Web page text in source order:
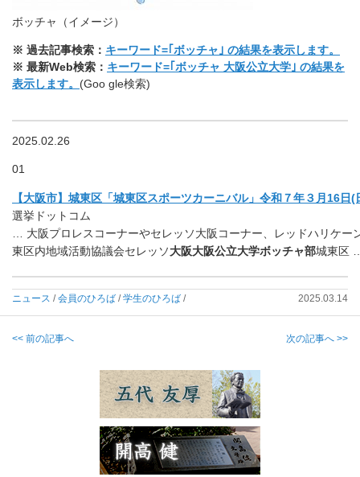
ボッチャ（イメージ）
※ 過去記事検索： キーワード=｢ボッチャ｣ の結果を表示します。
※ 最新Web検索： キーワード=｢ボッチャ 大阪公立大学｣ の結果を
表示します。 (Goo gle検索)
2025.02.26
01
【大阪市】城東区「城東区スポーツカーニバル」令和７年３月16
選挙ドットコム
… 大阪プロレスコーナーやセレッソ大阪コーナー、レッドハリケ
東区内地域活動協議会セレッソ大阪大阪公立大学ボッチャ部城東区
ニュース /会員のひろば /学生のひろば / 2025.03.14
<< 前の記事へ 次の記事へ >>